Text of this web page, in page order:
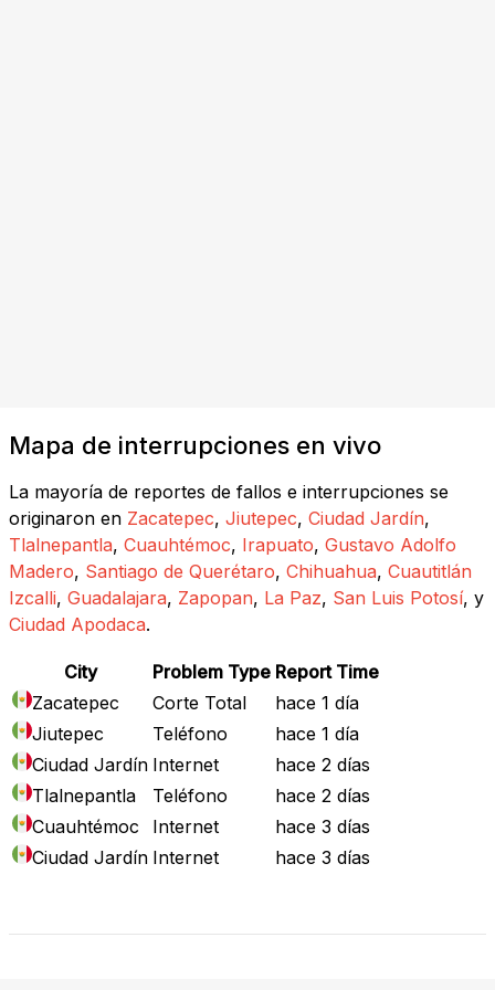
Mapa de interrupciones en vivo
La mayoría de reportes de fallos e interrupciones se
originaron en Zacatepec, Jiutepec, Ciudad Jardín,
Tlalnepantla, Cuauhtémoc, Irapuato, Gustavo Adolfo
Madero, Santiago de Querétaro, Chihuahua, Cuautitlán
Izcalli, Guadalajara, Zapopan, La Paz, San Luis Potosí, y
Ciudad Apodaca.
City Problem Type Report Time
Zacatepec
Corte Total
hace 1 día
Jiutepec
Teléfono
hace 1 día
Ciudad Jardín Internet
hace 2 días
Tlalnepantla
Teléfono
hace 2 días
Cuauhtémoc
Internet
hace 3 días
Ciudad Jardín Internet
hace 3 días